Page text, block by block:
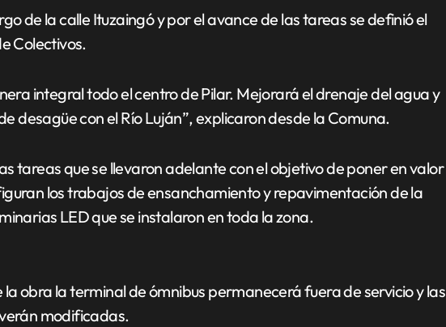
de la calle Ituzaingó y por el avance de las tareas se definió el
Colectivos.
integral todo el centro de Pilar. Mejorará el drenaje del agua y
desagüe con el Río Luján”, explicaron desde la Comuna.
tareas que se llevaron adelante con el objetivo de poner en valor
los trabajos de ensanchamiento y repavimentación de la
LED que se instalaron en toda la zona.
obra la terminal de ómnibus permanecerá fuera de servicio y las
modificadas.